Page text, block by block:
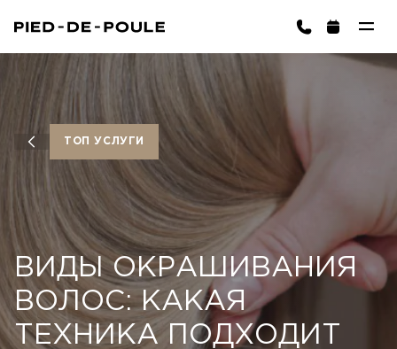
ТОП УСЛУГИ
ВИДЫ ОКРАШИВАНИЯ
ВОЛОС: КАКАЯ
ТЕХНИКА ПОДХОДИТ
ЗАПИСАТЬСЯ
Корзина пуста ВЫБРАТЬ УСЛУГИ